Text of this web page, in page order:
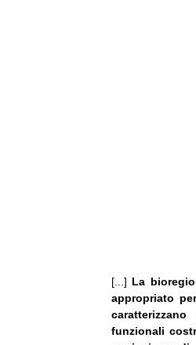
[...] La
appropriato
funzionali